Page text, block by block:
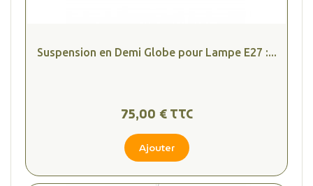
Suspension en Demi Globe pour Lampe E27 :...
75,00 € TTC
Ajouter